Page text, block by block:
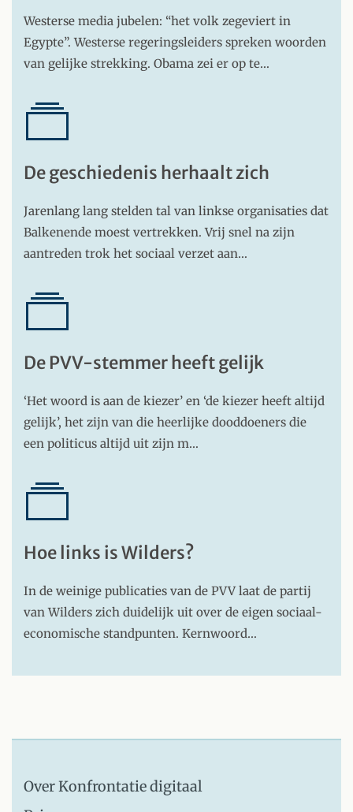
Westerse media jubelen: “het volk zegeviert in
Egypte”. Westerse regeringsleiders spreken woorden
van gelijke strekking. Obama zei er op te…
De geschiedenis herhaalt zich
Jarenlang lang stelden tal van linkse organisaties dat
Balkenende moest vertrekken. Vrij snel na zijn
aantreden trok het sociaal verzet aan…
De PVV-stemmer heeft gelijk
‘Het woord is aan de kiezer’ en ‘de kiezer heeft altijd
gelijk’, het zijn van die heerlijke dooddoeners die
een politicus altijd uit zijn m…
Hoe links is Wilders?
In de weinige publicaties van de PVV laat de partij
van Wilders zich duidelijk uit over de eigen sociaal-
economische standpunten. Kernwoord…
Over Konfrontatie digitaal